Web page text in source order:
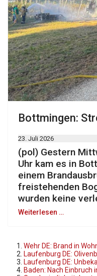
Bottmingen:
23. Juli 2026
(pol) Gestern
Uhr kam es in
einem
freistehenden
wurden keine
Weiterlesen …
Wehr DE: Brand in
Laufenburg DE:
Laufenburg DE:
Baden: Nach